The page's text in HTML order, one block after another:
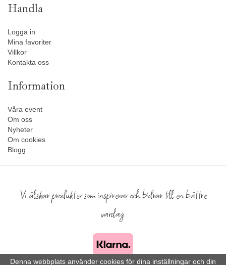
Handla
Logga in
Mina favoriter
Villkor
Kontakta oss
Information
Våra event
Om oss
Nyheter
Om cookies
Blogg
Vi älskar produkter som inspirerar och bidrar till en bättre
vardag.
Denna webbplats använder cookies för dina inställningar och din